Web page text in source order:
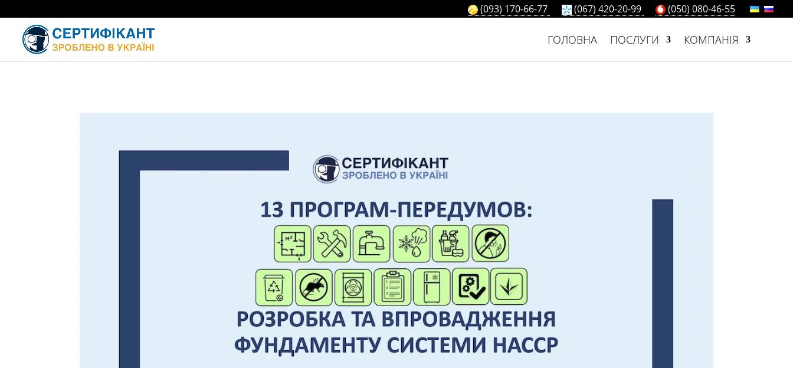
(093) 170-66-77 (067) 420-20-99 (050) 080-46-55
ГОЛОВНА ПОСЛУГИ КОМПАНІЯ